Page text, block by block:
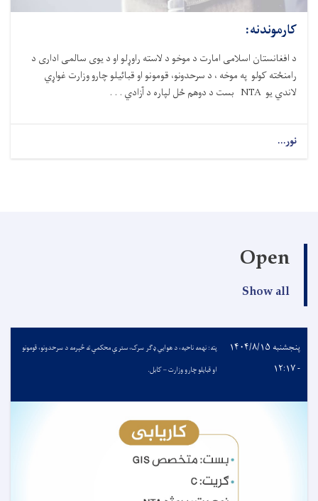
کارموندنه:
د افغانستان اسلامی امارت د موخو د لاسته راوړلو او د یوی سالمی اداری د
رامنځته کولو په موخه ، د سرحدونو، قومونو او قبائیلو چارو وزارت غواړي
لاندي یو NTA بست د دوهم ځل لپاره د آزادي . . .
نور...
Open
Show all
پنجشنبه ۱۴۰۴/۸/۱۵
- ۱۲:۱۷
پته: نهمه ناحیه، د هوایي ډګر سرک، سترې محکمې ته څېرمه د سرحدونو، قومونو
او قبایلو چارو وزارت – کابل.